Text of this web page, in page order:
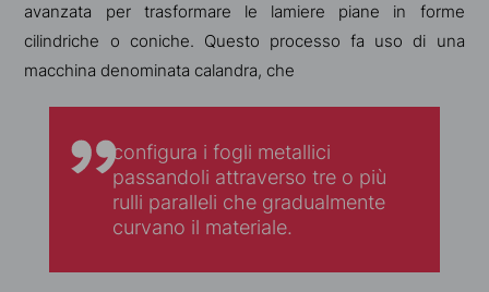
avanzata per trasformare le lamiere piane in forme
cilindriche o coniche. Questo processo fa uso di una
macchina denominata calandra, che
configura i fogli metallici
passandoli attraverso tre o più
rulli paralleli che gradualmente
curvano il materiale.